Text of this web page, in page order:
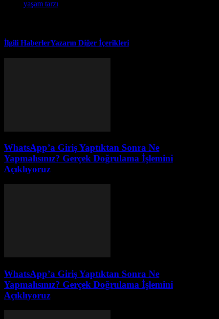
yaşam tarzı
İlgili HaberlerYazarın Diğer İçerikleri
WhatsApp’a Giriş Yaptıktan Sonra Ne
Yapmalısınız? Gerçek Doğrulama İşlemini
Açıklıyoruz
WhatsApp’a Giriş Yaptıktan Sonra Ne
Yapmalısınız? Gerçek Doğrulama İşlemini
Açıklıyoruz